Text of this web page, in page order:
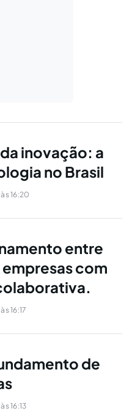
inovação: a
no Brasil
16:20
entre
com
16:17
de
16:13